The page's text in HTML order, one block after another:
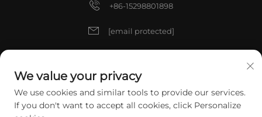
+86-15298801898
[email protected]
Copyright © 2025 China ZHANGJIAGANG TIANXIN TOOLS CO., LTD.
Kaikki oikeudet pidätetään. Tietosuojakäytäntö
We value your privacy
We use cookies and similar tools to provide our services.
If you don't want to accept all cookies, click Personalize